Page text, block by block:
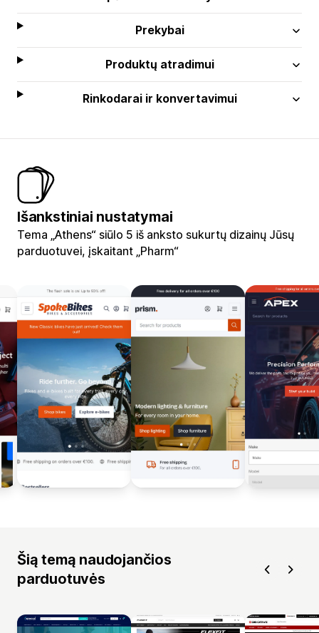
Prekybai
Produktų atradimui
Rinkodarai ir konvertavimui
Išankstiniai nustatymai
Tema „Athens“ siūlo 5 iš anksto sukurtų dizainų Jūsų
parduotuvei, įskaitant „Pharm“
Šią temą naudojančios
parduotuvės